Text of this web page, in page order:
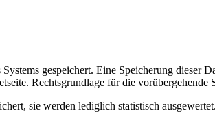
gespeichert. Eine Speicherung dieser
Rechtsgrundlage für die
sie werden lediglich statistisch ausgewertet.